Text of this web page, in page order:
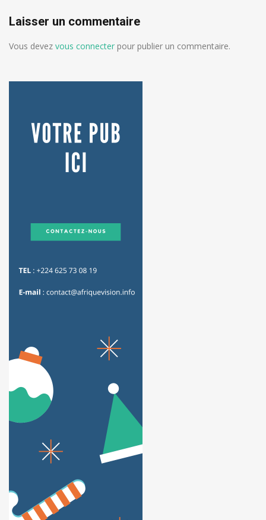
Laisser un commentaire
Vous devez vous connecter pour publier un commentaire.